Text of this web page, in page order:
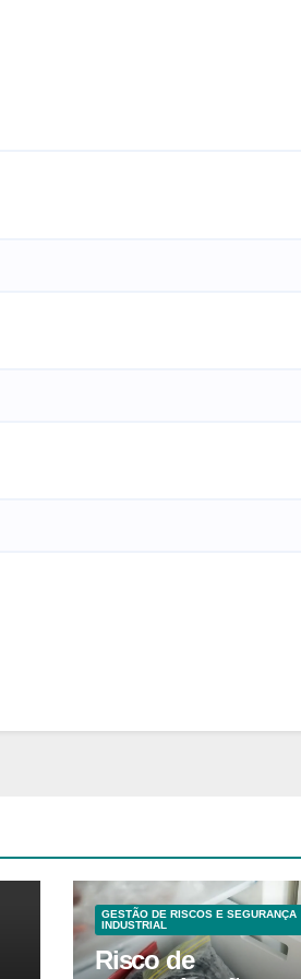
GESTÃO DE RISCOS E SEGURANÇA
INDUSTRIAL
Risco de